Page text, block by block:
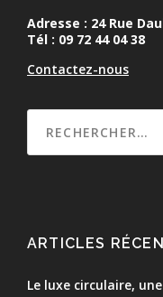
Adresse : 24 Rue
Tél : 09 72 44 04 38
Contactez-nous
ARTICLES
Le luxe circulaire,